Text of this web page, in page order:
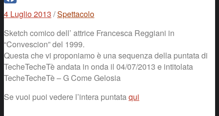
Facebook
4 Luglio 2013 /Spettacolo
Sketch comico dell’ attrice Francesca Reggiani in
“Convescion” del 1999.
Questa che vi proponiamo è una sequenza della puntata di
TecheTecheTè andata in onda il 04/07/2013 e intitolata
TecheTecheTè – G Come Gelosia
Se vuoi puoi vedere l’intera puntataqui